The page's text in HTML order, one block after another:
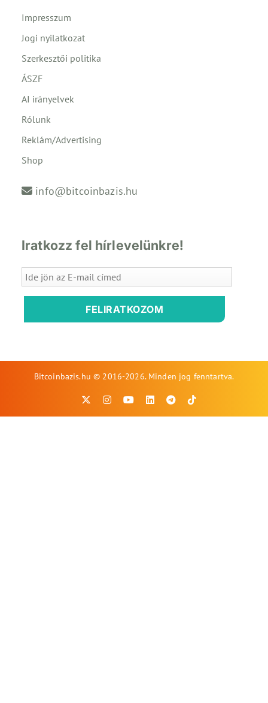
Impresszum
Jogi nyilatkozat
Szerkesztői politika
ÁSZF
AI irányelvek
Rólunk
Reklám/Advertising
Shop
info@bitcoinbazis.hu
Iratkozz fel hírlevelünkre!
FELIRATKOZOM
Bitcoinbazis.hu © 2016-2026. Minden jog fenntartva.